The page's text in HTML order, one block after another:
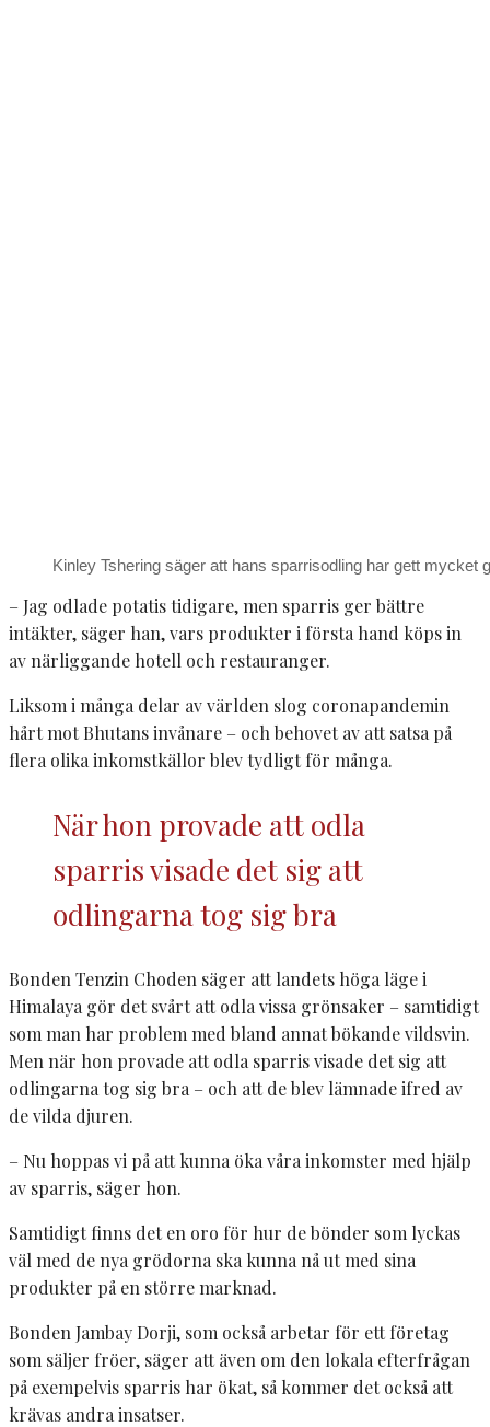
Kinley Tshering säger att hans sparrisodling har gett mycket
– Jag odlade potatis tidigare, men sparris ger bättre
intäkter, säger han, vars produkter i första hand köps in
av närliggande hotell och restauranger.
Liksom i många delar av världen slog coronapandemin
hårt mot Bhutans invånare – och behovet av att satsa på
flera olika inkomstkällor blev tydligt för många.
När hon provade att odla
sparris visade det sig att
odlingarna tog sig bra
Bonden Tenzin Choden säger att landets höga läge i
Himalaya gör det svårt att odla vissa grönsaker – samtidigt
som man har problem med bland annat bökande vildsvin.
Men när hon provade att odla sparris visade det sig att
odlingarna tog sig bra – och att de blev lämnade ifred av
de vilda djuren.
– Nu hoppas vi på att kunna öka våra inkomster med hjälp
av sparris, säger hon.
Samtidigt finns det en oro för hur de bönder som lyckas
väl med de nya grödorna ska kunna nå ut med sina
produkter på en större marknad.
Bonden Jambay Dorji, som också arbetar för ett företag
som säljer fröer, säger att även om den lokala efterfrågan
på exempelvis sparris har ökat, så kommer det också att
krävas andra insatser.